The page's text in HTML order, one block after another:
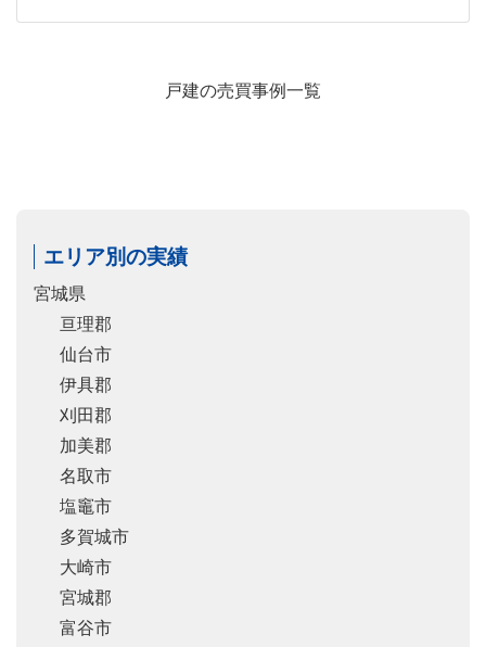
戸建の売買事例一覧
エリア別の実績
宮城県
亘理郡
仙台市
伊具郡
刈田郡
加美郡
名取市
塩竈市
多賀城市
大崎市
宮城郡
富谷市